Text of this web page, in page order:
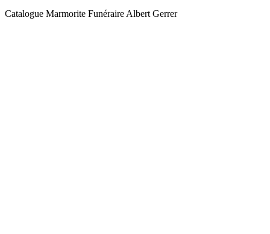
Catalogue Marmorite Funéraire Albert Gerrer